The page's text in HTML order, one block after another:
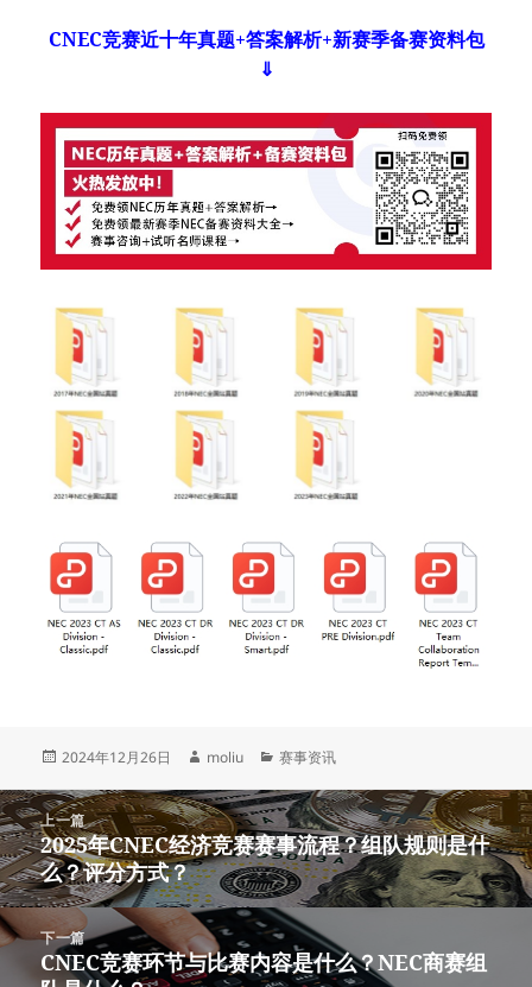
CNEC竞赛近十年真题+答案解析+新赛季备赛资料包
⇓
发
于
2024年12月26日
作
moliu
分
赛事资讯
文
章
导
航
上一篇
上
篇
文
章：
2025年CNEC经济竞赛赛事流程？组队规则是什
么？评分方式？
下一篇
下
CNEC竞赛环节与比赛内容是什么？NEC商赛组